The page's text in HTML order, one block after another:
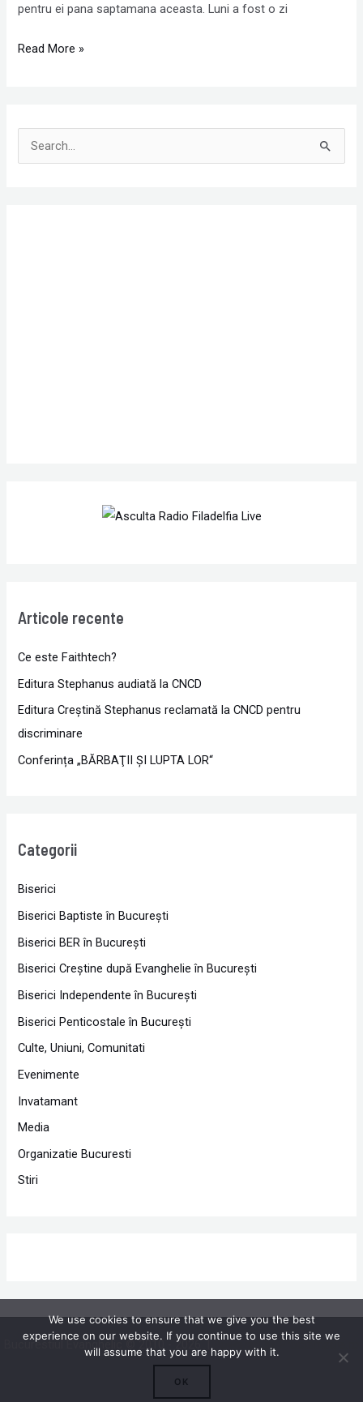
pentru ei pana saptamana aceasta. Luni a fost o zi
Read More »
Articole recente
Ce este Faithtech?
Editura Stephanus audiată la CNCD
Editura Creștină Stephanus reclamată la CNCD pentru
discriminare
Conferința „BĂRBAŢII ŞI LUPTA LOR“
Categorii
Biserici
Biserici Baptiste în Bucureşti
Biserici BER în Bucureşti
Biserici Creştine după Evanghelie în Bucureşti
Biserici Independente în Bucureşti
Biserici Penticostale în Bucureşti
Culte, Uniuni, Comunitati
Evenimente
Invatamant
Media
Organizatie Bucuresti
Stiri
Bucurestiul Evanghelic © 2010 - 2026 |Powered by Proclamedia.ro
We use cookies to ensure that we give you the best
experience on our website. If you continue to use this site we
will assume that you are happy with it.
OK